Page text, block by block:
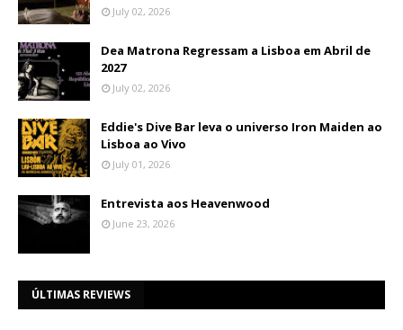
July 02, 2026
Dea Matrona Regressam a Lisboa em Abril de
2027
July 02, 2026
Eddie's Dive Bar leva o universo Iron Maiden ao
Lisboa ao Vivo
July 01, 2026
Entrevista aos Heavenwood
June 23, 2026
ÚLTIMAS REVIEWS